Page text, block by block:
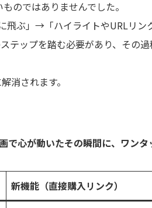
のではありませんでした。
飛ぶ」→「ハイライトやURLリン
テップを踏む必要があり、その
消されます。
で心が動いたその瞬間に、ワンタ
新機能（直接購入リンク）